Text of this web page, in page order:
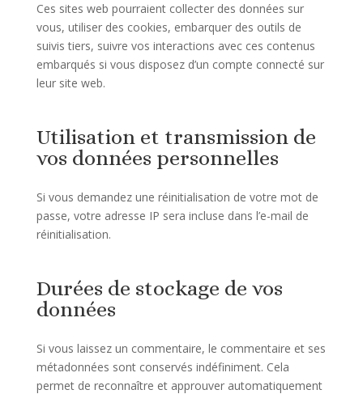
Ces sites web pourraient collecter des données sur
vous, utiliser des cookies, embarquer des outils de
suivis tiers, suivre vos interactions avec ces contenus
embarqués si vous disposez d’un compte connecté sur
leur site web.
Utilisation et transmission de
vos données personnelles
Si vous demandez une réinitialisation de votre mot de
passe, votre adresse IP sera incluse dans l’e-mail de
réinitialisation.
Durées de stockage de vos
données
Si vous laissez un commentaire, le commentaire et ses
métadonnées sont conservés indéfiniment. Cela
permet de reconnaître et approuver automatiquement